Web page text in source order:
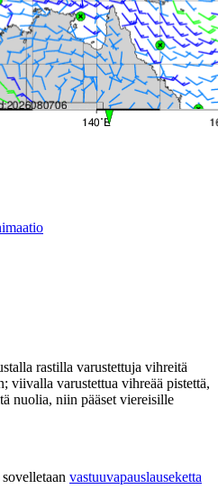
rastilla varustettuja vihreitä
viivalla varustettua vihreää pistettä,
nuolia, niin pääset viereisille
vastuuvapauslauseketta